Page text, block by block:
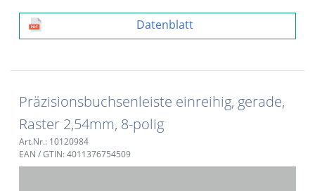
Datenblatt
Präzisionsbuchsenleiste einreihig, gerade,
Raster 2,54mm, 8-polig
Art.Nr.: 10120984
EAN / GTIN: 4011376754509